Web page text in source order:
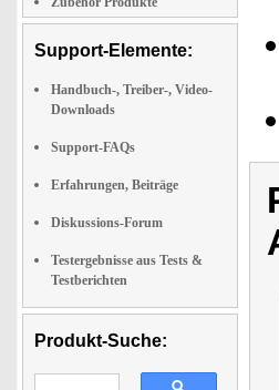
Support-Elemente:
Handbuch-, Treiber-, Video-
Downloads
Support-FAQs
Erfahrungen, Beiträge
Diskussions-Forum
Testergebnisse aus Tests &
Testberichten
Produkt-Suche: